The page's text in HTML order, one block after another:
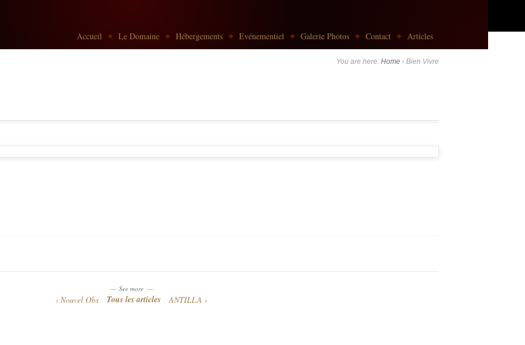
Accueil Le Domaine Hébergements Evénementiel Galerie Photos Contact Articles
You are here: Home › Bien Vivre
See more
Nouvel Obs Tous les articles ANTILLA